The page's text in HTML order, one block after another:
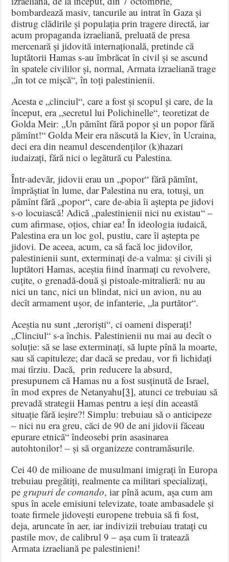
bombardează masiv, tancurile au intrat în Gaza și
distrug clădirile și populația prin tragere directă, iar
acum propaganda izraeliană, preluată de presa
mercenară și jidovită internațională, pretinde că
luptătorii Hamas s-au îmbrăcat în civil și se ascund
în spatele civililor și, normal, Armata izraeliană trage
„în tot ce mișcă“, în toți palestinienii.
Acesta e „clinciul“, care a fost și scopul și care, de la
început, era „secretul lui Polichinelle“, teoretizat de
Golda Meir: „Un pămînt fără popor și un popor fără
pămînt!“ Golda Meir era născută la Kiev, în Ucraina,
deci era din neamul descendenților (k)hazari
iudaizați, fără nici o legătură cu Palestina.
Într-adevăr, jidovii erau un „popor“ fără pămînt,
împrăștiat în lume, dar Palestina nu era, totuși, un
pămînt fără „popor“, care de-abia îi aștepta pe jidovi
s-o locuiască! Adică „palestinienii nici nu existau“ –
cum afirmase, oțios, chiar ea! În ideologia iudaică,
Palestina era un loc gol, pustiu, care îi aștepta pe
jidovi. De aceea, acum, ca să facă loc jidovilor,
palestinienii sunt, exterminați de-a valma: și civili și
luptători Hamas, aceștia fiind înarmați cu revolvere,
cuțite, o grenadă-două și pistoale-mitralieră: nu au
nici un tanc, nici un blindat, nici un avion, nu au
decît armament ușor, de infanterie, „la purtător“.
Aceștia nu sunt „teroriști“, ci oameni disperați!
„Clinciul“ s-a închis. Palestinienii nu mai au decît o
soluție: să se lase exterminați, să lupte pînă la moarte,
sau să capituleze; dar dacă se predau, vor fi lichidați
mai tîrziu. Dacă, prin reducere la absurd,
presupunem că Hamas nu a fost susținută de Israel,
în mod expres de Netanyahu[3], atunci ce trebuiau să
prevadă strategii Hamas pentru a ieși din această
situație fără ieșire?! Simplu: trebuiau să o anticipeze
– nici nu era greu, căci de 90 de ani jidovii făceau
epurare etnică“ îndeosebi prin asasinarea
autohtonilor! – și să organizeze contramăsurile.
Cei 40 de milioane de musulmani imigrați în Europa
trebuiau pregătiți, realmente ca militari specializați,
pe grupuri de comando, iar pînă acum, așa cum am
spus în acele emisiuni televizate, toate ambasadele și
toate firmele jidovești europene trebuia să fi fost,
deja, aruncate în aer, iar indivizii trebuiau tratați cu
pastile mov, de calibrul 9 – așa cum îi tratează
Armata izraeliană pe palestinieni!